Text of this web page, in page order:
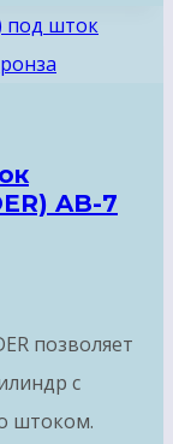
AB-7
позволяет
с
штоком.